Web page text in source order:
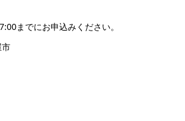
にお申込みください。